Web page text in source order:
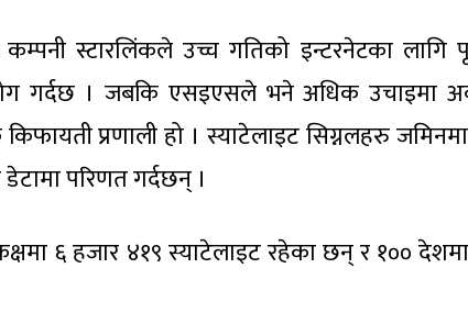
स्टारलिंकले उच्च गतिको इन्टरनेटका लागि
गर्दछ । जबकि एसइएसले भने अधिक उचाइमा
प्रणाली हो । स्याटेलाइट सिग्नलहरु
परिणत गर्दछन् ।
६ हजार ४१९ स्याटेलाइट रहेका छन् र १००